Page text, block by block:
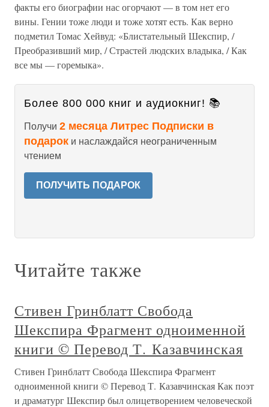
факты его биографии нас огорчают — в том нет его
вины. Гении тоже люди и тоже хотят есть. Как верно
подметил Томас Хейвуд: «Блистательный Шекспир, /
Преобразивший мир, / Страстей людских владыка, / Как
все мы — горемыка».
Более 800 000 книг и аудиокниг! 📚
Получи 2 месяца Литрес Подписки в
подарок и наслаждайся неограниченным
чтением
ПОЛУЧИТЬ ПОДАРОК
Читайте также
Стивен Гринблатт Свобода
Шекспира Фрагмент одноименной
книги © Перевод Т. Казавчинская
Стивен Гринблатт Свобода Шекспира Фрагмент
одноименной книги © Перевод Т. Казавчинская Как поэт
и драматург Шекспир был олицетворением человеческой